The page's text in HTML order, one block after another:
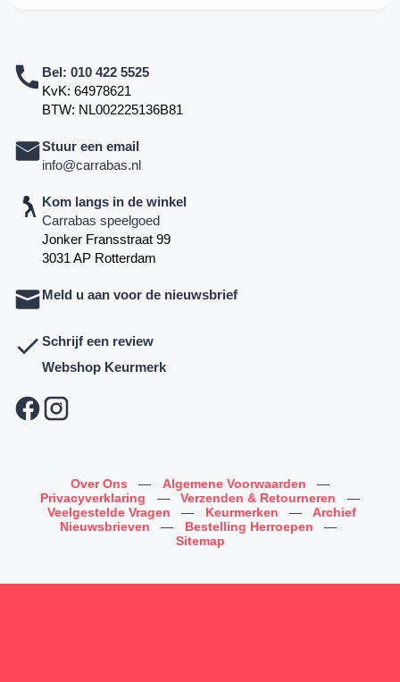
Bel: 010 422 5525
KvK: 64978621
BTW: NL002225136B81
Stuur een email
info@carrabas.nl
Kom langs in de winkel
Carrabas speelgoed
Jonker Fransstraat 99
3031 AP Rotterdam
Meld u aan voor de nieuwsbrief
Schrijf een review
Webshop Keurmerk
Over Ons — Algemene Voorwaarden
—
Privacyverklaring
— Verzenden & Retourneren
—
Veelgestelde Vragen
— Keurmerken —
Archief
Nieuwsbrieven
— Bestelling Herroepen
—
Sitemap